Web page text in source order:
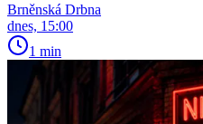
Brněnská Drbna
dnes, 15:00
1 min